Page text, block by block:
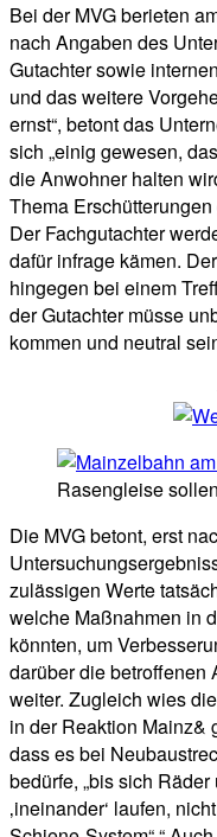
Bei der MVG berieten
nach Angaben des
Gutachter sowie
und das weitere
ernst“, betont das
sich „einig gewesen,
die Anwohner halten
Thema
Der Fachgutachter
dafür infrage kämen.
hingegen bei einem
der Gutachter müsse
kommen und neutral
Rasengleise
Die MVG betont, erst
zulässigen Werte
welche Maßnahmen in
könnten, um
darüber die betroffenen
weiter. Zugleich wies
in der Reaktion Mainz&
dass es bei
bedürfe, „bis sich
‚ineinander‘ laufen,